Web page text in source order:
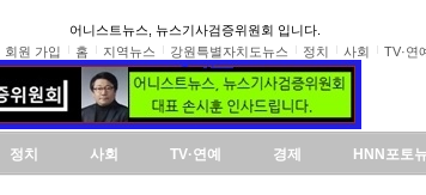
어니스트뉴스, 뉴스기사검증위원회 입니다.
회원 가입 홈 지역뉴스 강원특별자치도뉴스 정치 사회 TV·연
정치 사회 TV·연예 경제 HNN포토